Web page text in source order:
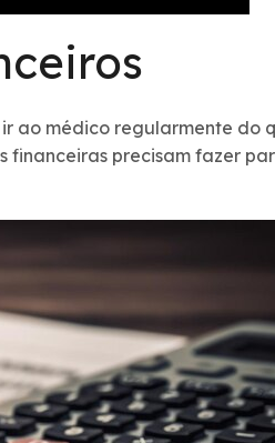
ao médico regularmente do
precisam fazer